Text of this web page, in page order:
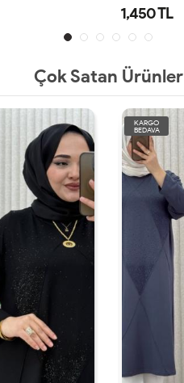
1,450 TL
Çok Satan Ürünler
KARGO
BEDAVA